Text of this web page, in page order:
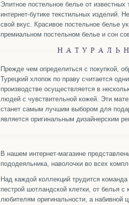
Элитное постельное белье от
интернет-бутике текстильных изделий.
свой вкус. Красивое постельное белье
премиальном постельном белье и сон
Прежде чем определиться с покупкой,
Турецкий хлопок по праву считается
производстве осуществляется в
людей с чувствительной кожей. Эти
станет самым лучшим выбором для
является оригинальным дизайнерским
В нашем интернет-магазине
пододеяльника, наволочки во всех
Над каждой коллекций трудится
пестрой шотландской клетки, от белья
любителям оригинальности, а набивной